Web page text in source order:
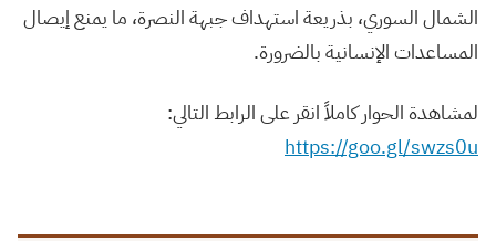
الشمال السوري، بذريعة استهداف جبهة النصرة، ما يمنع إيصال
المساعدات الإنسانية بالضرورة.
لمشاهدة الحوار كاملاً انقر على الرابط التالي:
https://goo.gl/swzs0u